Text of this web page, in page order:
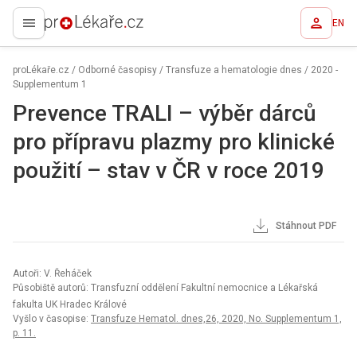
proLékaře.cz EN
proLékaře.cz / Odborné časopisy / Transfuze a hematologie dnes / 2020 -
Supplementum 1
Prevence TRALI – výběr dárců
pro přípravu plazmy pro klinické
použití – stav v ČR v roce 2019
Stáhnout PDF
Autoři: V. Řeháček
Působiště autorů: Transfuzní oddělení Fakultní nemocnice a Lékařská
fakulta UK Hradec Králové
Vyšlo v časopise: Transfuze Hematol. dnes,26, 2020, No. Supplementum 1,
p. 11.